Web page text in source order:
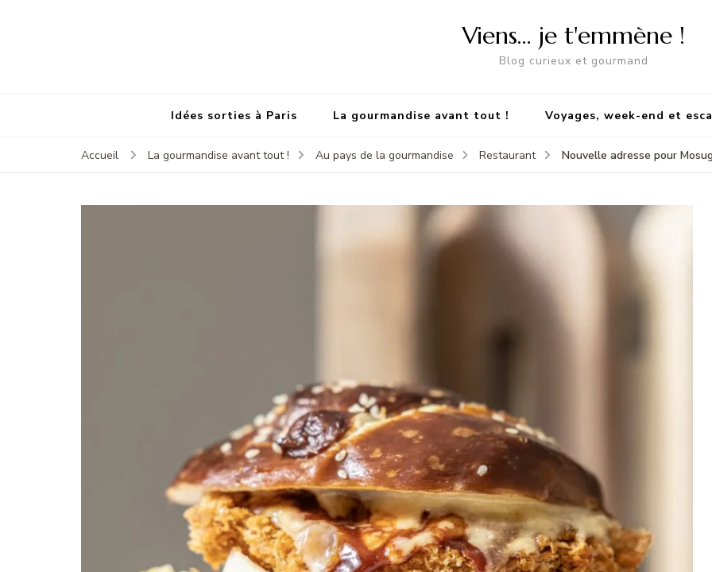
Viens… je t'emmène !
Blog curieux et gourmand
Idées sorties à Paris La gourmandise avant tout ! Voyages, week-end et
Accueil La gourmandise avant tout ! Au pays de la gourmandise Restaurant Nouvelle adresse pour